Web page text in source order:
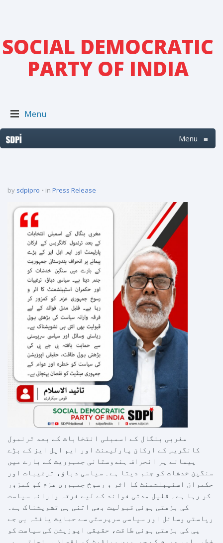
SOCIAL DEMOCRATIC
PARTY OF INDIA
Menu
Menu ≡
by sdpipro in Press Release
مغربی بنگال کے اسمبلی انتخابات کے بعد ترنمول
کانگریس کے ارکان پارلیمنٹ اور ایم ایل ایز کے بڑے
پیمانے پر انحراف ہندوستانی جمہوریت کے بارے میں
سنگین خدشات کو جنم دیتا ہے۔ سیاسی دباؤ، ترغیبات اور
حکمران اسٹیبلشمنٹ کا اثر و رسوخ جمہوری عزم کو کمزور
کر رہا ہے۔ قلیل مدتی فوائد کے لیے فرقہ وارانہ سیاست
کی بڑھتی ہوئی قبولیت بھی اتنی ہی تشویشناک ہے۔
ریاستی وسائل اور سیاسی سرپرستی سے حمایت یافتہ بی جے
پی کی بڑھتی ہوئی طاقت، حقیقی اپوزیشن کی سیاست کو
خطرہ اور عوام کے جمہوری مینڈیٹ کو نقصان پہنچاتی ہے۔